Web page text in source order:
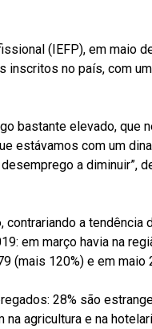
(IEFP), em maio
inscritos no país, com
bastante elevado, que
estávamos com um
a diminuir”,
contrariando a tendência
em março havia na
(mais 120%) e em maio
28% são
agricultura e na